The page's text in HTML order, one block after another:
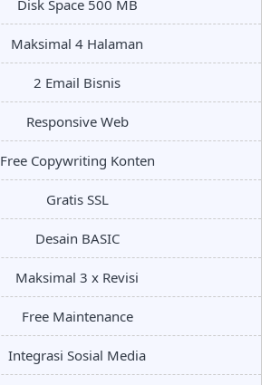
Disk Space 500 MB
Maksimal 4 Halaman
2 Email Bisnis
Responsive Web
Free Copywriting Konten
Gratis SSL
Desain BASIC
Maksimal 3 x Revisi
Free Maintenance
Integrasi Sosial Media